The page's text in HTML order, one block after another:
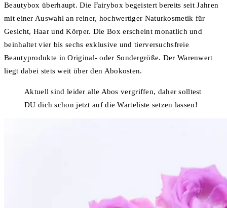
Beautybox überhaupt. Die Fairybox begeistert bereits seit Jahren
mit einer Auswahl an reiner, hochwertiger Naturkosmetik für
Gesicht, Haar und Körper. Die Box erscheint monatlich und
beinhaltet vier bis sechs exklusive und tierversuchsfreie
Beautyprodukte in Original- oder Sondergröße. Der Warenwert
liegt dabei stets weit über den Abokosten.
Aktuell sind leider alle Abos vergriffen, daher solltest
DU dich schon jetzt auf die Warteliste setzen lassen!